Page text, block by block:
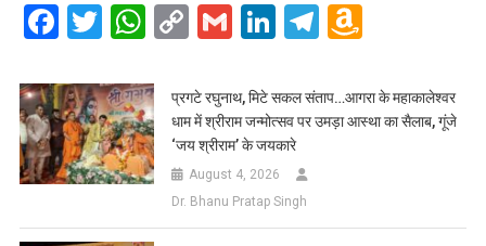
Facebook
Twitter
WhatsApp
CopyGmailLinkedIn
Telegram
List
प्रगटे रघुनाथ, मिटे सकल संताप…आगरा के महाकालेश्वर
धाम में श्रीराम जन्मोत्सव पर उमड़ा आस्था का सैलाब, गूंजे
‘जय श्रीराम’ के जयकारे
August 4, 2026
Dr. Bhanu Pratap Singh